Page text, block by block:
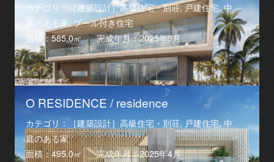
カテゴリ：［建築設計］高級住宅・別荘, 戸建住宅, 中
庭のある家, プール付き住宅
面積：585.0㎡
完成年月：2025年3月
O RESIDENCE / residence
カテゴリ：［建築設計］高級住宅・別荘, 戸建住宅, 中
庭のある家
面積：495.0㎡
完成年月：2025年4月